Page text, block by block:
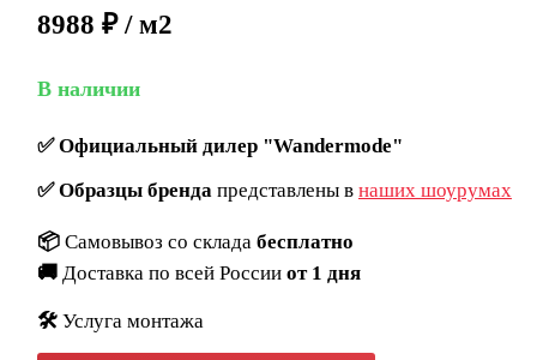
8988 ₽ / м2
В наличии
✅Официальный дилер "Wandermode"
✅Образцы брендапредставлены в наших шоурумах
📦 Самовывоз со склада бесплатно
🚚 Доставка по всей России от 1 дня
🛠️ Услуга монтажа